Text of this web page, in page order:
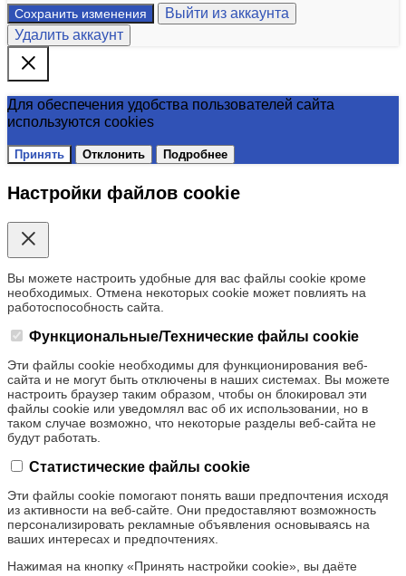
Сохранить изменения
Выйти из аккаунта
Удалить аккаунт
Для обеспечения удобства пользователей сайта
используются cookies
Принять Отклонить Подробнее
Настройки файлов cookie
Вы можете настроить удобные для вас файлы cookie кроме
необходимых. Отмена некоторых cookie может повлиять на
работоспособность сайта.
Функциональные/Технические файлы cookie
Эти файлы cookie необходимы для функционирования веб-
сайта и не могут быть отключены в наших системах. Вы можете
настроить браузер таким образом, чтобы он блокировал эти
файлы cookie или уведомлял вас об их использовании, но в
таком случае возможно, что некоторые разделы веб-сайта не
будут работать.
Статистические файлы cookie
Эти файлы cookie помогают понять ваши предпочтения исходя
из активности на веб-сайте. Они предоставляют возможность
персонализировать рекламные объявления основываясь на
ваших интересах и предпочтениях.
Нажимая на кнопку «Принять настройки cookie», вы даёте